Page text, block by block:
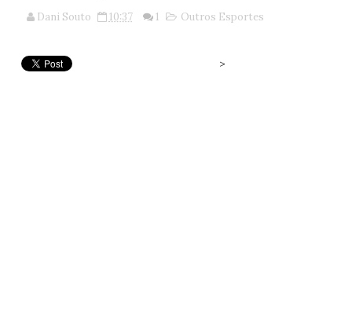
Dani Souto 10:37 1 Outros Esportes
>